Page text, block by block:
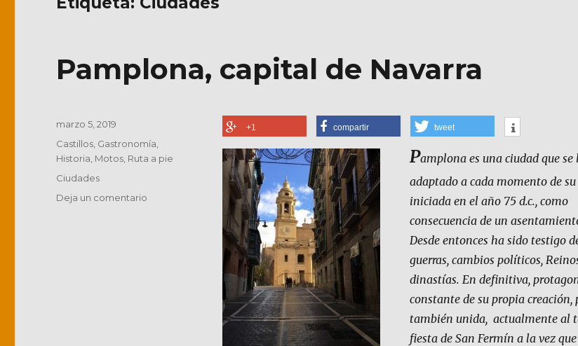
Pamplona, capital de Navarra
+1 compartir tweet
Pamplona es una ciudad que se
adaptado a cada momento de
iniciada en el año 75 d.c., como
consecuencia de un
Desde entonces ha sido testigo
guerras, cambios políticos,
dinastías. En definitiva,
constante de su propia creación,
también unida, actualmente al
fiesta de San Fermín a la vez
Publicado
marzo 5, 2019
Categorías
Castillos Gastronomía
Historia Motos Ruta a pie
Etiquetas
Ciudades
Deja un comentario